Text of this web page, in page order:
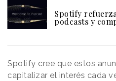
Spotify
podcasts y
Spotify cree que estos
capitalizar el interés cada